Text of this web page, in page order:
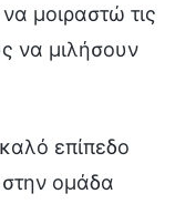
μοιραστώ τις
να μιλήσουν
επίπεδο
στην ομάδα